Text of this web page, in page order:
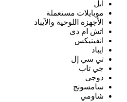
ابل
موبايلات مستعملة
الأجهزة اللوحية والآيباد
اتش ام دى
انفينيكس
ايباد
تي سي إل
جي تاب
دوجى
سامسونج
شاومي